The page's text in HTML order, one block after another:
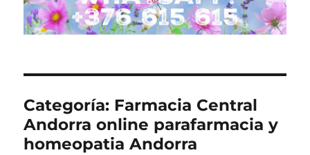
Categoría: Farmacia Central
Andorra online parafarmacia y
homeopatia Andorra